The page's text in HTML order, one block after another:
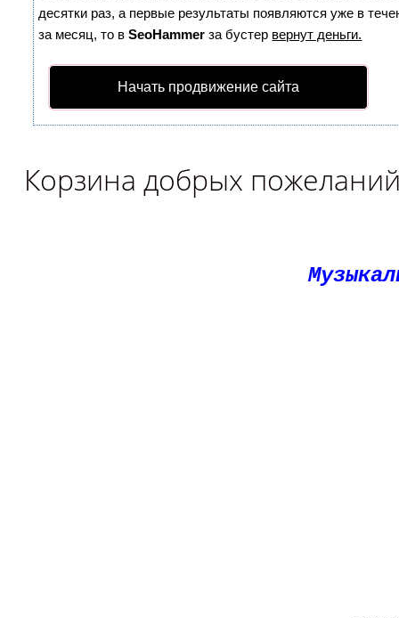
десятки раз, а первые результаты появляются уже в
за месяц, то вSeoHammer за бустер вернут деньги.
Начать продвижение сайта
Корзина добрых